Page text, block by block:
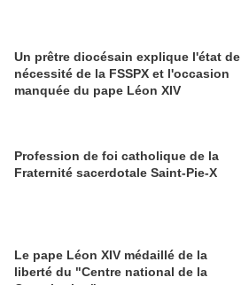
Un prêtre diocésain explique l'état de
nécessité de la FSSPX et l'occasion
manquée du pape Léon XIV
Profession de foi catholique de la
Fraternité sacerdotale Saint-Pie-X
Le pape Léon XIV médaillé de la
liberté du "Centre national de la